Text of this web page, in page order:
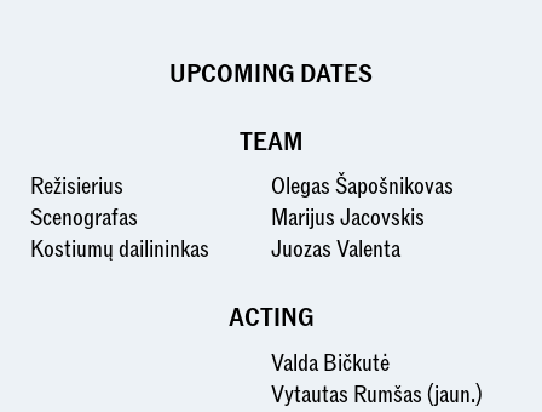
UPCOMING DATES
TEAM
Režisierius
Olegas Šapošnikovas
Scenografas
Marijus Jacovskis
Kostiumų dailininkas
Juozas Valenta
ACTING
Valda Bičkutė
Vytautas Rumšas (jaun.)